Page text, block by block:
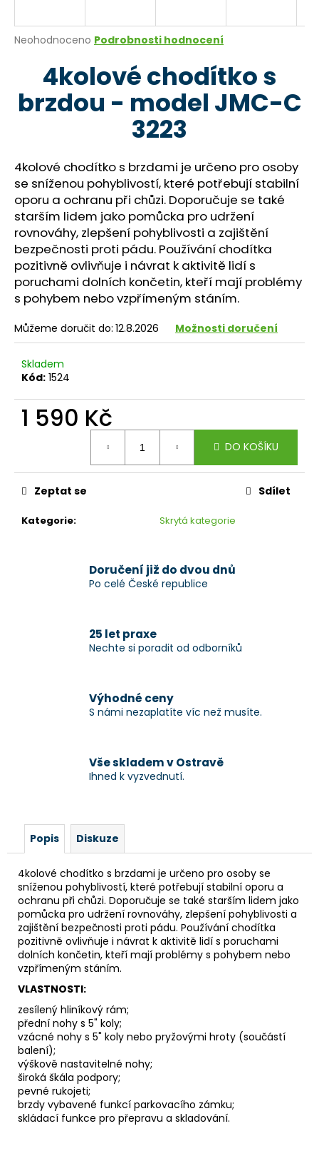
Průměrné
produktu
0,0
Neohodnoceno Podrobnosti hodnocení
4kolové chodítko s
brzdou - model JMC-C
3223
4kolové chodítko s brzdami je určeno pro osoby
se sníženou pohyblivostí, které potřebují stabilní
oporu a ochranu při chůzi. Doporučuje se také
starším lidem jako pomůcka pro udržení
rovnováhy, zlepšení pohyblivosti a zajištění
bezpečnosti proti pádu. Používání chodítka
pozitivně ovlivňuje i návrat k aktivitě lidí s
poruchami dolních končetin, kteří mají problémy
s pohybem nebo vzpřímeným stáním.
Můžeme doručit do: 12.8.2026 Možnosti doručení
Skladem
Kód: 1524
1 590 Kč
DO KOŠÍKU
Kategorie: Skrytá kategorie
Zeptat se Sdílet
Doručení již do dvou dnů
Po celé České republice
25 let praxe
Nechte si poradit od odborníků
Výhodné ceny
S námi nezaplatíte víc než musíte.
Vše skladem v Ostravě
Ihned k vyzvednutí.
Popis Diskuze
4kolové chodítko s brzdami je určeno pro osoby se
sníženou pohyblivostí, které potřebují stabilní oporu a
ochranu při chůzi. Doporučuje se také starším lidem jako
pomůcka pro udržení rovnováhy, zlepšení pohyblivosti a
zajištění bezpečnosti proti pádu. Používání chodítka
pozitivně ovlivňuje i návrat k aktivitě lidí s poruchami
dolních končetin, kteří mají problémy s pohybem nebo
vzpřímeným stáním.
VLASTNOSTI:
zesílený hliníkový rám;
přední nohy s 5" koly;
vzácné nohy s 5" koly nebo pryžovými hroty (součástí
balení);
výškově nastavitelné nohy;
široká škála podpory;
pevné rukojeti;
brzdy vybavené funkcí parkovacího zámku;
skládací funkce pro přepravu a skladování.
j
?
HLEDAT
D
o
p
o
r
u
č
u
e
m
e